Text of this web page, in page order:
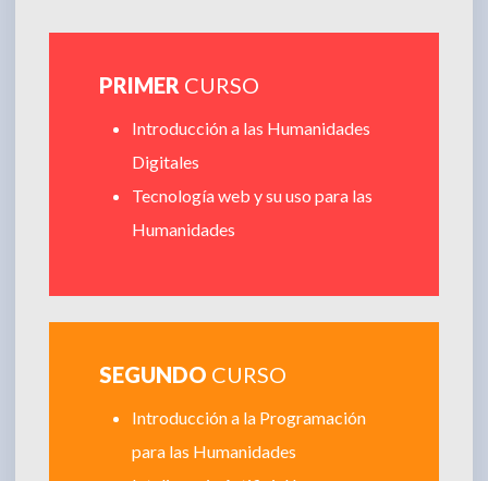
PRIMER CURSO
Introducción a las Humanidades
Digitales
Tecnología web y su uso para las
Humanidades
SEGUNDO CURSO
Introducción a la Programación
para las Humanidades